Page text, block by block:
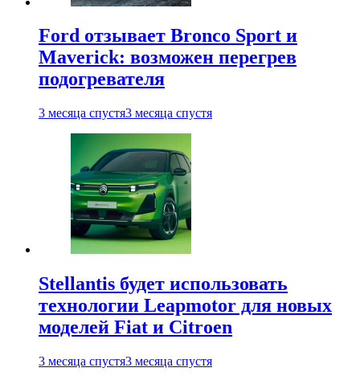
Ford отзывает Bronco Sport и
Maverick: возможен перегрев
подогревателя
3 месяца спустя3 месяца спустя
Stellantis будет использовать
технологии Leapmotor для новых
моделей Fiat и Citroen
3 месяца спустя3 месяца спустя